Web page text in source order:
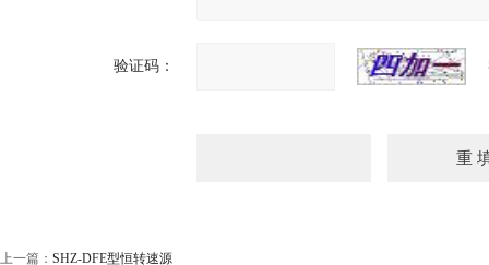
验证码：
上一篇： SHZ-DFE型恒转速源